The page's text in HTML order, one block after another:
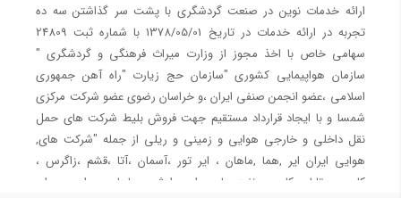
شرکت هواپیمایی معراج
شرکت هواپیمایی قشم
شرکت هواپیمایی کیش ایر
شرکت های هواپیمایی 2
شرکت هواپیمایی وارش
شرکت هواپیمایی سپهران
شرکت هواپیمایی تابان
شرکت های هواپیمایی 3
هواپیمایی ایران ایرتور
ارائه خدمات نوین در صنعت گردشگری با پشت سر گذاشتن سه ده
تجربه در ارائه خدمات در تاریخ 1378/05/01 با شماره ثبت 24809
سهامی خاص با اخذ مجوز از وزارت میراث فرهنگی و گردشگری "
سازمان هواپیمایی کشوری "سازمان حج زیارت "راه آهن جمهوری
اسلامی ،عضو انجمن صنفی ایران ،و خراسان رضوی عضو شرکت مرکزی
شمسا و با ایجاد قرارداد مستقیم جهت فروش بلیط شرکت های حمل
نقل داخلی و خارجی هوایی و زمینی و ریلی از جمله "شرکت های,
هوایی ایران ایر ,هما ,ماهان ، ایر تور ،آسمان ،آتا ،قشم ،زاگرس ،
کاسپین، تابان، کارون ، نفت، پارس ایر ،وارش ، ساها ،سپهران ، معراج